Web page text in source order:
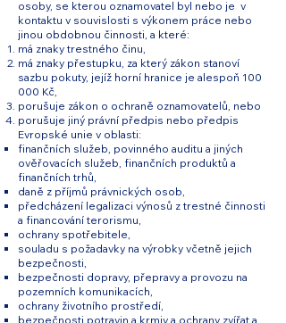
osoby, se kterou oznamovatel byl nebo je v
kontaktu v souvislosti s výkonem práce nebo
jinou obdobnou činnosti, a které:
má znaky trestného činu,
má znaky přestupku, za který zákon stanoví
sazbu pokuty, jejíž horní hranice je alespoň 100
000 Kč,
porušuje zákon o ochraně oznamovatelů, nebo
porušuje jiný právní předpis nebo předpis
Evropské unie v oblasti:
finančních služeb, povinného auditu a jiných
ověřovacích služeb, finančních produktů a
finančních trhů,
daně z příjmů právnických osob,
předcházení legalizaci výnosů z trestné činnosti
a financování terorismu,
ochrany spotřebitele,
souladu s požadavky na výrobky včetně jejich
bezpečnosti,
bezpečnosti dopravy, přepravy a provozu na
pozemních komunikacích,
ochrany životního prostředí,
bezpečnosti potravin a krmiv a ochrany zvířat a